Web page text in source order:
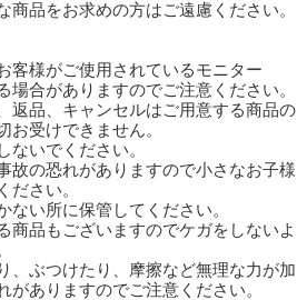
品をお求めの方はご遠慮ください。
客様がご使用されているモニター
合がありますのでご注意ください。
返品、キャンセルはご用意する商品の
受けできません。
ないでください。
故の恐れがありますので小さなお子様
さい。
ない所に保管してください。
商品もございますのでケガをしないよ
、ぶつけたり、摩擦など無理な力が加
ありますのでご注意ください。